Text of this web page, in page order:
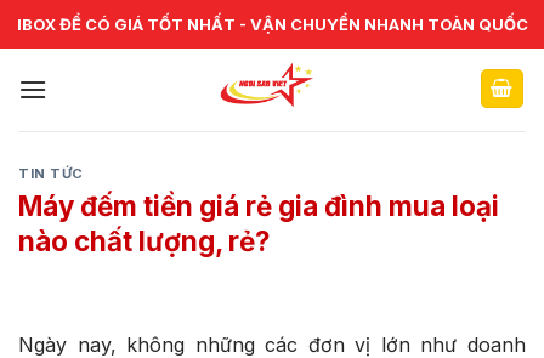
Skip
to
CHUYÊN CUNG CẤP VÀ SỬA CHỮA VẬT TƯ NGÂN HÀNG TOÀN
QUỐC
TIN TỨC
Máy đếm tiền giá rẻ gia đình mua loại
nào chất lượng, rẻ?
Ngày nay, không những các đơn vị lớn như doanh
IBOX ĐỂ CÓ GIÁ TỐT NHẤT - VẬN CHUYỂN NHANH TOÀN QUỐC